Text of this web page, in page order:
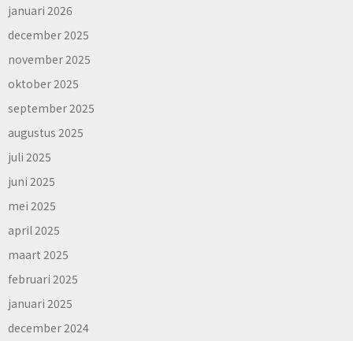
januari 2026
december 2025
november 2025
oktober 2025
september 2025
augustus 2025
juli 2025
juni 2025
mei 2025
april 2025
maart 2025
februari 2025
januari 2025
december 2024